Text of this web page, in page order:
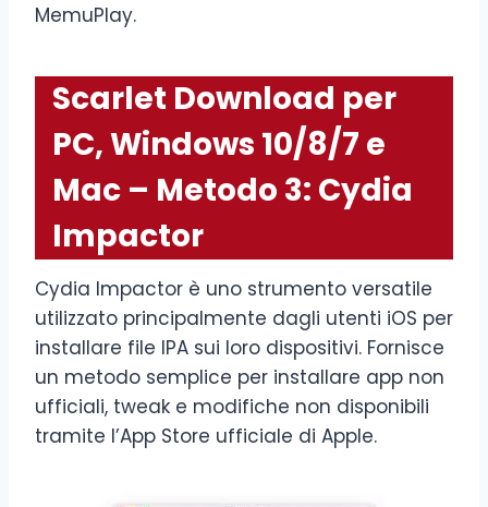
MemuPlay.
Scarlet Download per
PC, Windows 10/8/7 e
Mac – Metodo 3: Cydia
Impactor
Cydia Impactor è uno strumento versatile
utilizzato principalmente dagli utenti iOS per
installare file IPA sui loro dispositivi. Fornisce
un metodo semplice per installare app non
ufficiali, tweak e modifiche non disponibili
tramite l’App Store ufficiale di Apple.